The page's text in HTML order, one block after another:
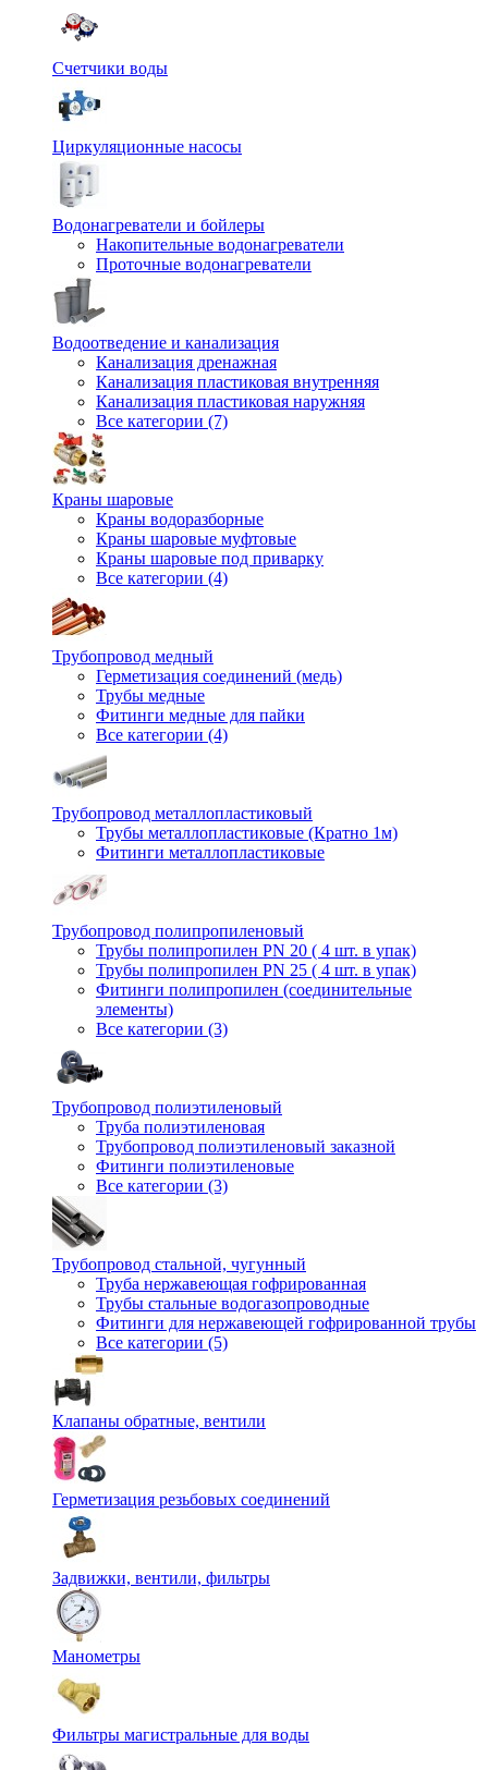
Счетчики воды
Циркуляционные насосы
Водонагреватели и бойлеры
Накопительные водонагреватели
Проточные водонагреватели
Водоотведение и канализация
Канализация дренажная
Канализация пластиковая внутренняя
Канализация пластиковая наружняя
Все категории (7)
Краны шаровые
Краны водоразборные
Краны шаровые муфтовые
Краны шаровые под приварку
Все категории (4)
Трубопровод медный
Герметизация соединений (медь)
Трубы медные
Фитинги медные для пайки
Все категории (4)
Трубопровод металлопластиковый
Трубы металлопластиковые (Кратно 1м)
Фитинги металлопластиковые
Трубопровод полипропиленовый
Трубы полипропилен PN 20 ( 4 шт. в упак)
Трубы полипропилен PN 25 ( 4 шт. в упак)
Фитинги полипропилен (cоединительные
элементы)
Все категории (3)
Трубопровод полиэтиленовый
Труба полиэтиленовая
Трубопровод полиэтиленовый заказной
Фитинги полиэтиленовые
Все категории (3)
Трубопровод стальной, чугунный
Труба нержавеющая гофрированная
Трубы стальные водогазопроводные
Фитинги для нержавеющей гофрированной трубы
Все категории (5)
Клапаны обратные, вентили
Герметизация резьбовых соединений
Задвижки, вентили, фильтры
Манометры
Фильтры магистральные для воды